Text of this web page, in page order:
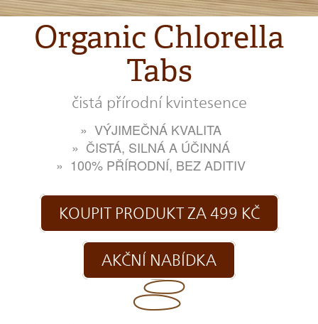
Organic Chlorella
Tabs
čistá přírodní kvintesence
VÝJIMEČNÁ KVALITA
ČISTÁ, SILNÁ A ÚČINNÁ
100% PŘÍRODNÍ, BEZ ADITIV
KOUPIT PRODUKT ZA 499 KČ
AKČNÍ NABÍDKA